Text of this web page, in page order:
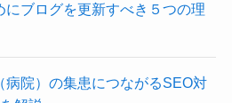
にブログを更新すべき５つの理
病院）の集患につながるSEO対